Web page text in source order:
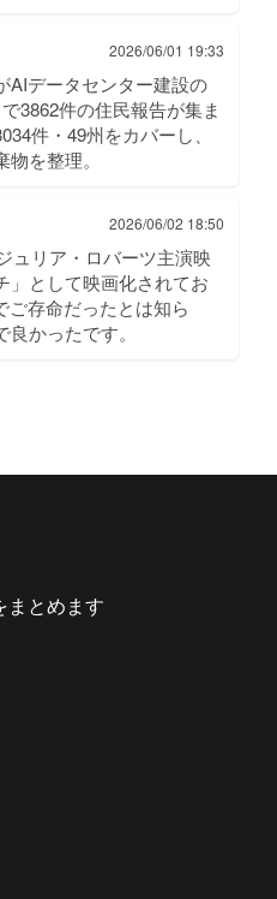
2026/06/01 19:33
AIデータセンター建設の
3862件の住民報告が集ま
件・49州をカバーし、
を整理。
2026/06/02 18:50
ュリア・ロバーツ主演映
」として映画化されてお
ご存命だったとは知ら
かったです。
まとめます